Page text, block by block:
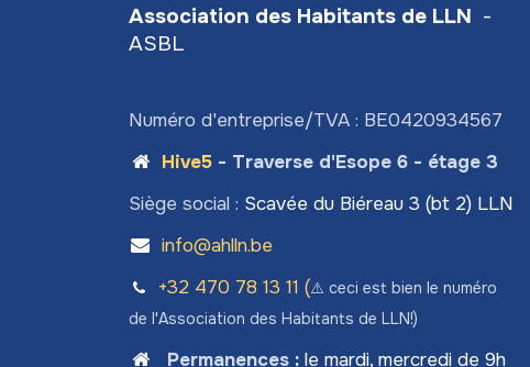
Association des Habitants de LLN -
ASBL
Numéro d'entreprise/TVA : BE0420934567
Hive5- Traverse d'Esope 6 - étage 3
Siège social : Scavée du Biéreau 3 (bt 2) LLN
info@ahlln.be
+32 470 78​ 13 11 (⚠️ ceci est bien le numéro
de l'Association des Habitants de LLN!)
Permanences: le mardi, mercredi de 9h